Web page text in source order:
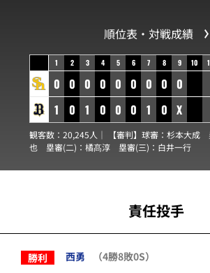
順位表・対戦成績
1 2 3 4 5 6 7 8 9 10
0 0 0 0 0 0 0 0 0
1
0 1 0 0 0 1 0 X
観客数：20,245人｜ 【審判】球審： 杉本大成
也 塁審(二)： 橘髙淳 塁審(三)： 白井一行
責任投手
勝利 西勇
（4勝8敗0S）